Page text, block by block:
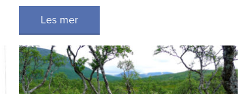
Les mer